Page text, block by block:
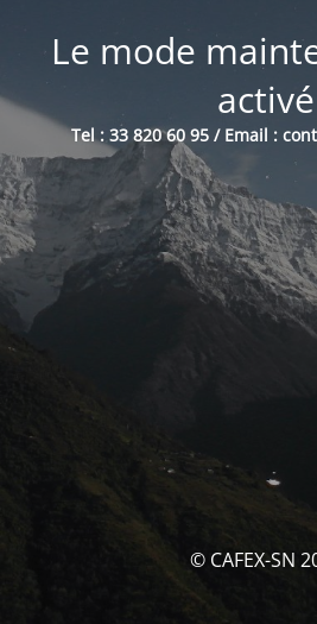
Le mode
activé
Tel : 33 820 60 95 / Email :
© CAFEX-SN